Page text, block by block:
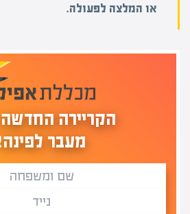
או המלצה לפעולה.
הקריירה
מעבר